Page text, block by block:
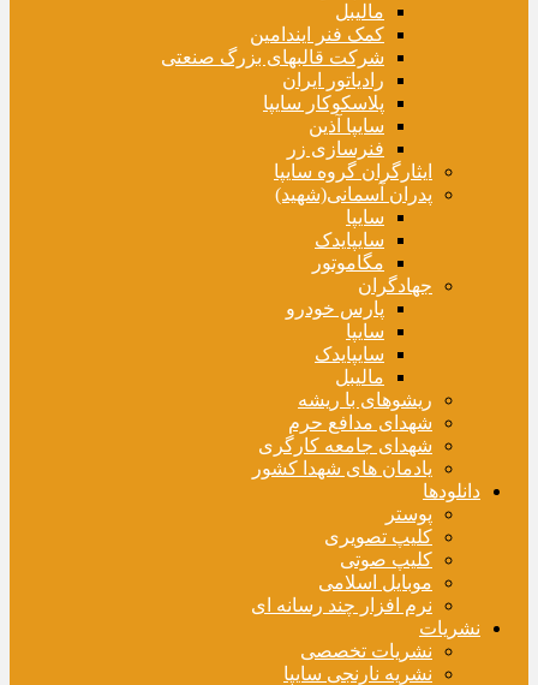
مالیبل
کمک فنر ایندامین
شرکت قالبهای بزرگ صنعتی
رادیاتور ایران
پلاسکوکار سایپا
سایپا آذین
فنرسازی زر
ایثارگران گروه سایپا
پدران آسمانی(شهید)
سایپا
سایپایدک
مگاموتور
جهادگران
پارس خودرو
سایپا
سایپایدک
مالیبل
ریشوهای با ریشه
شهدای مدافع حرم
شهدای جامعه کارگری
یادمان های شهدا کشور
دانلودها
پوستر
کلیپ تصویری
کلیپ صوتی
موبایل اسلامی
نرم افزار چند رسانه ای
نشریات
نشریات تخصصی
نشریه نارنجی سایپا